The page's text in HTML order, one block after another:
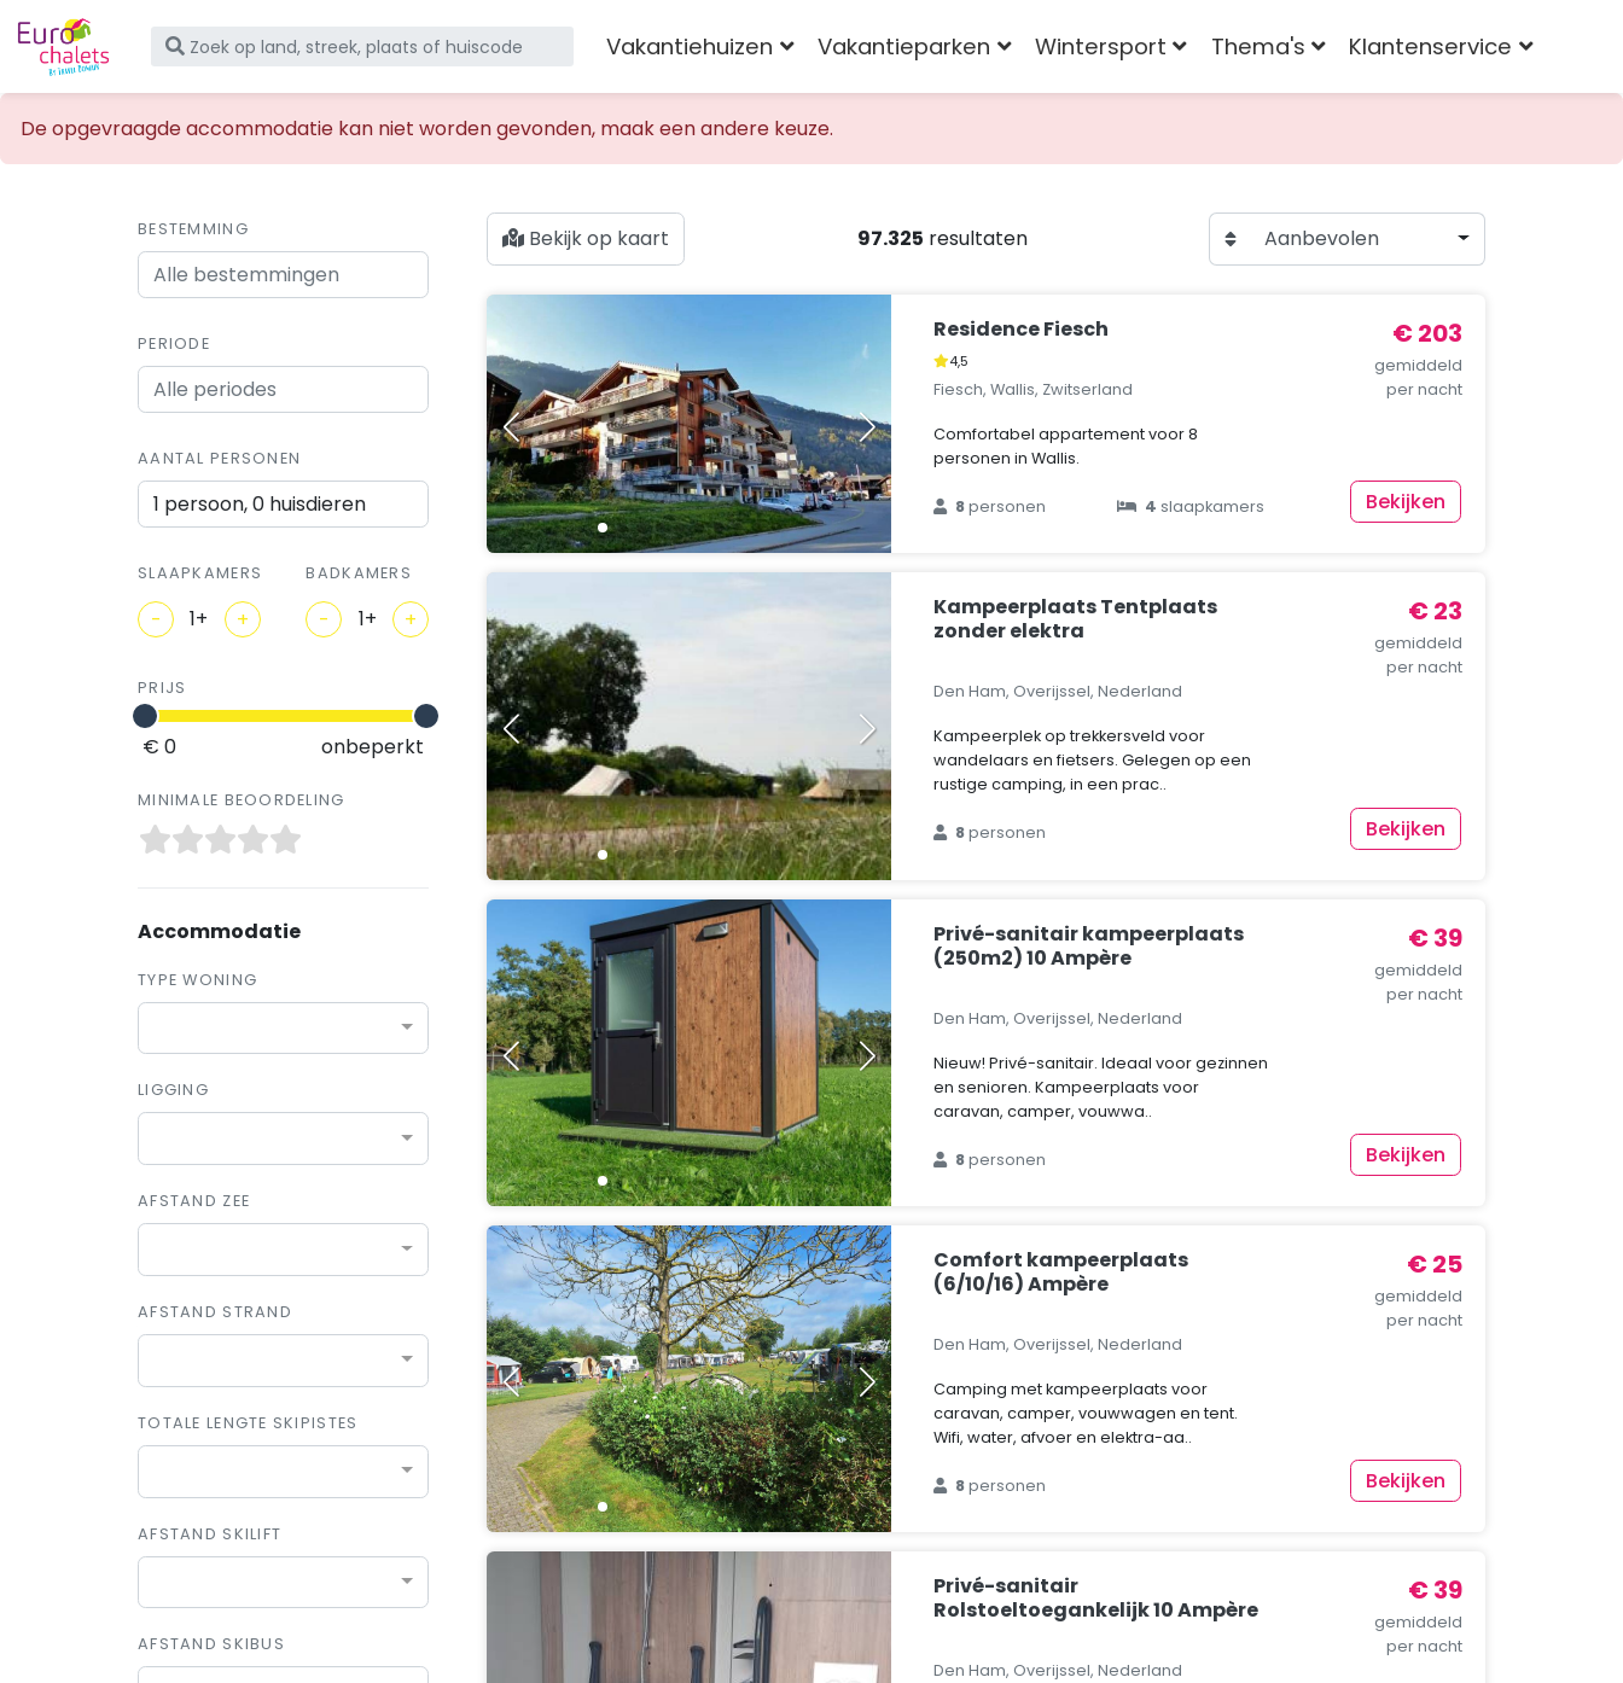
De opgevraagde accommodatie kan niet worden gevonden, maak een andere keuze.
Vakantiehuizen Vakantieparken Wintersport Thema's Klantenservice
BESTEMMING
PERIODE
AANTAL PERSONEN
1 persoon, 0 huisdieren
SLAAPKAMERS
- +
BADKAMERS
- +
PRIJS
€ 0 onbeperkt
MINIMALE BEOORDELING
Accommodatie
TYPE WONING
LIGGING
AFSTAND ZEE
AFSTAND STRAND
TOTALE LENGTE SKIPISTES
AFSTAND SKILIFT
AFSTAND SKIBUS
Bekijk op kaart 97.325 resultaten Aanbevolen
Residence Fiesch
4,5
Fiesch, Wallis, Zwitserland
Comfortabel appartement voor 8
personen in Wallis.
8personen 4 slaapkamers
€ 203
gemiddeld
per nacht
Bekijken
Kampeerplaats Tentplaats
zonder elektra
Den Ham, Overijssel, Nederland
Kampeerplek op trekkersveld voor
wandelaars en fietsers. Gelegen op een
rustige camping, in een prac..
8personen
€ 23
gemiddeld
per nacht
Bekijken
Privé-sanitair kampeerplaats
(250m2) 10 Ampère
Den Ham, Overijssel, Nederland
Nieuw! Privé-sanitair. Ideaal voor gezinnen
en senioren. Kampeerplaats voor
caravan, camper, vouwwa..
8personen
€ 39
gemiddeld
per nacht
Bekijken
Comfort kampeerplaats
(6/10/16) Ampère
Den Ham, Overijssel, Nederland
Camping met kampeerplaats voor
caravan, camper, vouwwagen en tent.
Wifi, water, afvoer en elektra-aa..
8personen
€ 25
gemiddeld
per nacht
Bekijken
Privé-sanitair
Rolstoeltoegankelijk 10 Ampère
Den Ham, Overijssel, Nederland
€ 39
gemiddeld
per nacht